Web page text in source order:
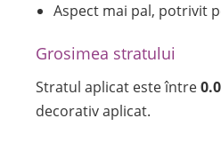
Aspect mai pal, potrivit
Grosimea stratului
Stratul aplicat este între
decorativ aplicat.